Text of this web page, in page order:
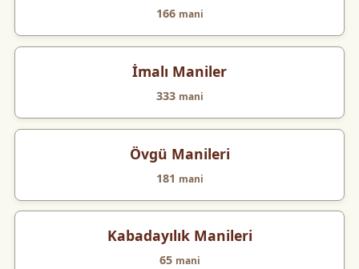
166 mani
İmalı Maniler
333 mani
Övgü Manileri
181 mani
Kabadayılık Manileri
65 mani